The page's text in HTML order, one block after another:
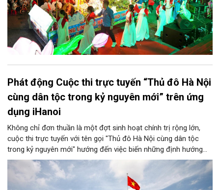
Phát động Cuộc thi trực tuyến “Thủ đô Hà Nội
cùng dân tộc trong kỷ nguyên mới” trên ứng
dụng iHanoi
Không chỉ đơn thuần là một đợt sinh hoạt chính trị rộng lớn,
cuộc thi trực tuyến với tên gọi "Thủ đô Hà Nội cùng dân tộc
trong kỷ nguyên mới" hướng đến việc biến những định hướng
chiến lược trong Nghị quyết số 02-NQ/TW của Bộ Chính trị
thành niềm tin, thành nhận thức chung của mỗi người dân.